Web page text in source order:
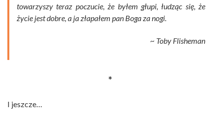
towarzyszy teraz poczucie, że byłem głupi, łudząc się, że
życie jest dobre, a ja złapałem pan Boga za nogi.
~ Toby Flisheman
*
I jeszcze…